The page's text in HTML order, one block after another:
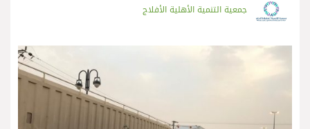
جمعية التنمية الأهلية الأفلاج